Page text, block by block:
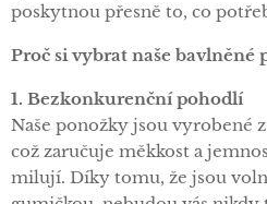
poskytnou přesně to, co
Proč si vybrat naše bavlněné
1. Bezkonkurenční pohodlí
Naše ponožky jsou vyrobené
což zaručuje měkkost a
milují. Díky tomu, že jsou